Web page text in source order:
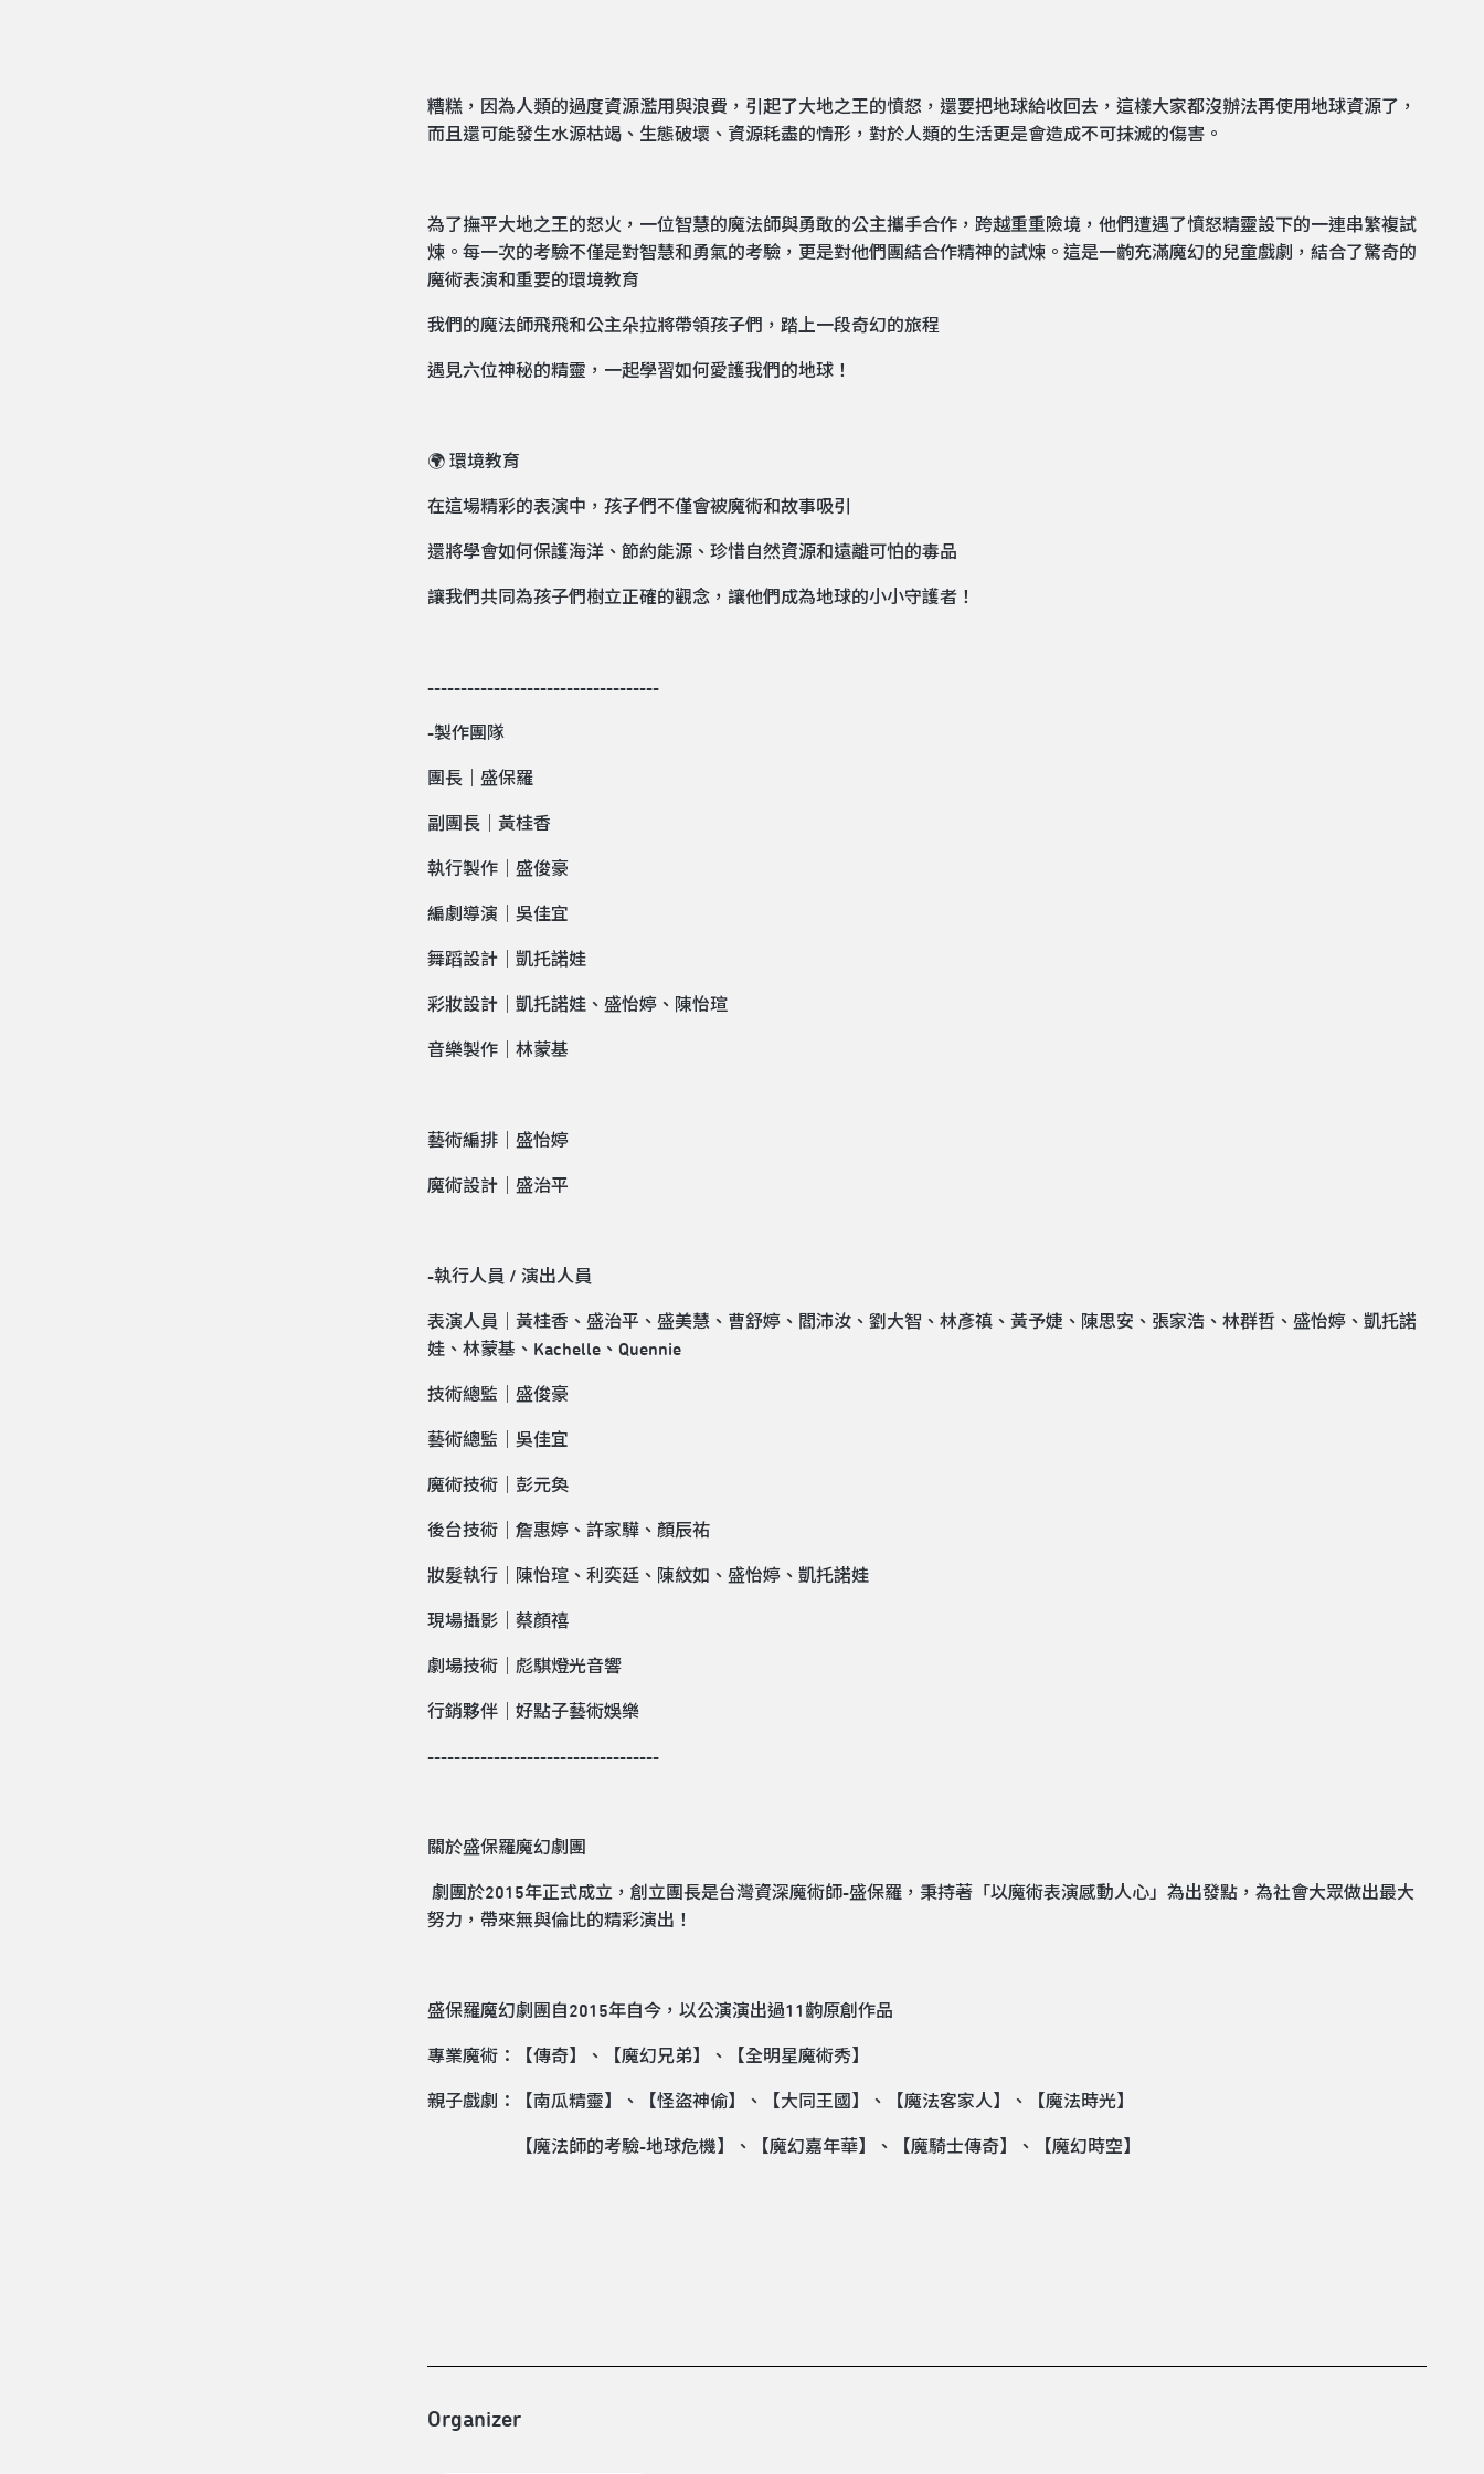
糟糕，因為人類的過度資源濫用與浪費，引起了大地之王的憤怒，還要把地球給收回去，這樣大家都沒辦法再使用地球資源了，
而且還可能發生水源枯竭、生態破壞、資源耗盡的情形，對於人類的生活更是會造成不可抹滅的傷害。
為了撫平大地之王的怒火，一位智慧的魔法師與勇敢的公主攜手合作，跨越重重險境，他們遭遇了憤怒精靈設下的一連串繁複試
煉。每一次的考驗不僅是對智慧和勇氣的考驗，更是對他們團結合作精神的試煉。這是一齣充滿魔幻的兒童戲劇，結合了驚奇的
魔術表演和重要的環境教育
我們的魔法師飛飛和公主朵拉將帶領孩子們，踏上一段奇幻的旅程
遇見六位神秘的精靈，一起學習如何愛護我們的地球！
🌍 環境教育
在這場精彩的表演中，孩子們不僅會被魔術和故事吸引
還將學會如何保護海洋、節約能源、珍惜自然資源和遠離可怕的毒品
讓我們共同為孩子們樹立正確的觀念，讓他們成為地球的小小守護者！
-----------------------------------
-製作團隊
團長｜盛保羅
副團長｜黃桂香
執行製作｜盛俊豪
編劇導演｜吳佳宜
舞蹈設計｜凱托諾娃
彩妝設計｜凱托諾娃、盛怡婷、陳怡瑄
音樂製作｜林蒙基
藝術編排｜盛怡婷
魔術設計｜盛治平
-執行人員 / 演出人員
表演人員｜黃桂香、盛治平、盛美慧、曹舒婷、閻沛汝、劉大智、林彥禛、黃予婕、陳思安、張家浩、林群哲、盛怡婷、凱托諾
娃、林蒙基、Kachelle、Quennie
技術總監｜盛俊豪
藝術總監｜吳佳宜
魔術技術｜彭元奐
後台技術｜詹惠婷、許家驊、顏辰祐
妝髮執行｜陳怡瑄、利奕廷、陳紋如、盛怡婷、凱托諾娃
現場攝影｜蔡顏禧
劇場技術｜彪騏燈光音響
行銷夥伴｜好點子藝術娛樂
-----------------------------------
關於盛保羅魔幻劇團
劇團於2015年正式成立，創立團長是台灣資深魔術師-盛保羅，秉持著「以魔術表演感動人心」為出發點，為社會大眾做出最大
努力，帶來無與倫比的精彩演出！
盛保羅魔幻劇團自2015年自今，以公演演出過11齣原創作品
專業魔術：【傳奇】、【魔幻兄弟】、【全明星魔術秀】
親子戲劇：【南瓜精靈】、【怪盜神偷】、【大同王國】、【魔法客家人】、【魔法時光】
【魔法師的考驗-地球危機】、【魔幻嘉年華】、【魔騎士傳奇】、【魔幻時空】
Organizer